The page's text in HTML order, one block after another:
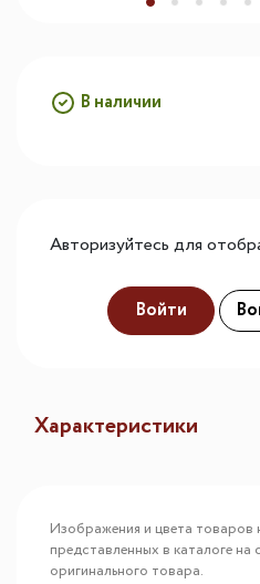
В наличии
Авторизуйтесь для
Войти
Характеристики
Изображения и цвета товаров
представленных в каталоге на
оригинального товара.